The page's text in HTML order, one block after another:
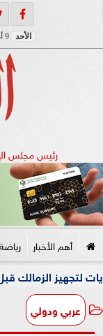
الأحد
رئيس مجلس
أهم الأخبار رياضة
عربي ودولي